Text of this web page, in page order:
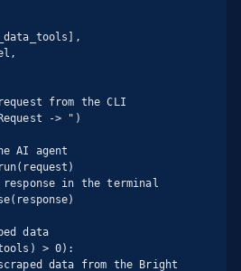
from the CLI
-> ")
AI agent
in the terminal
data
> 0):